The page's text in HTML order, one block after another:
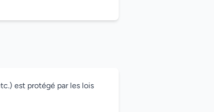
est protégé par les lois